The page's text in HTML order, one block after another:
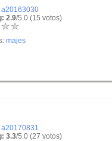
a20163030
2.9/5.0 (15 votos)
majes
a20170831
3.3/5.0 (27 votos)